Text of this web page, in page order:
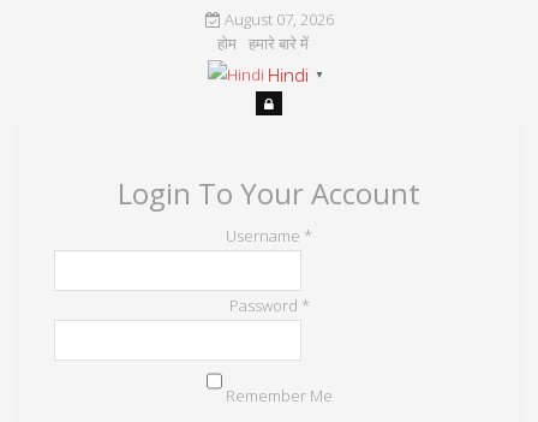
August 07, 2026
होम हमारे बारे में
Hindi ▼
Login To Your Account
Username *
Password *
Remember Me